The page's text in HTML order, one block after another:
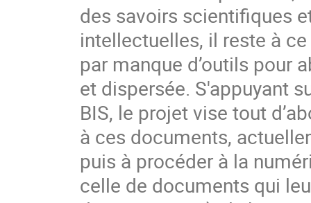
des savoirs scientifiques
intellectuelles, il reste à
par manque d’outils pour
et dispersée. S'appuyant
BIS, le projet vise tout
à ces documents,
puis à procéder à la
celle de documents qui